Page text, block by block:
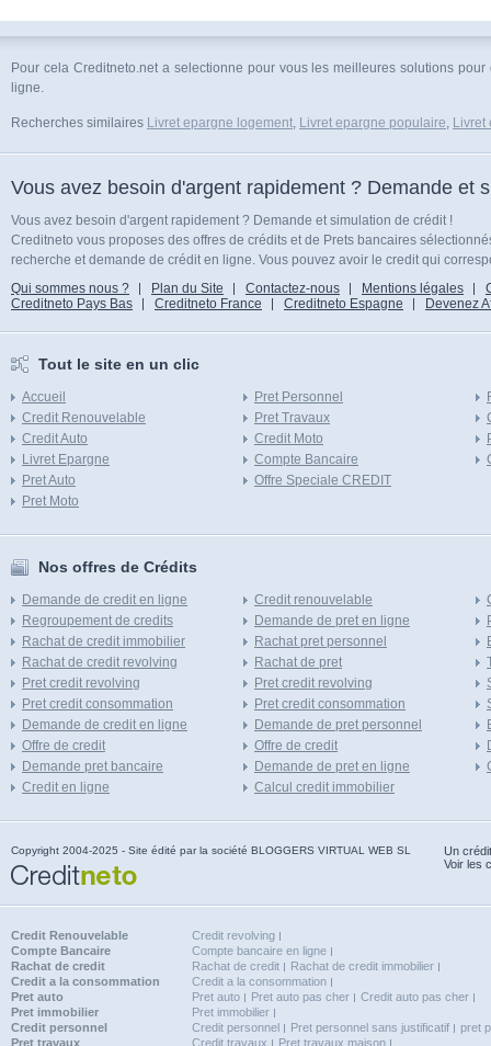
Pour cela Creditneto.net a selectionne pour vous les meilleures solutions
ligne.
Recherches similaires Livret epargne logement, Livret epargne populaire, Livret
Vous avez besoin d'argent rapidement ? Demande et
Vous avez besoin d'argent rapidement ? Demande et simulation de crédit !
Creditneto vous proposes des offres de crédits et de Prets bancaires
recherche et demande de crédit en ligne. Vous pouvez avoir le credit qui
Qui sommes nous ?
Plan du Site Contactez-nous Mentions légales
Creditneto Pays Bas
Creditneto France Creditneto Espagne Devenez
Tout le site en un clic
Accueil
Credit Renouvelable
Credit Auto
Livret Epargne
Pret Auto
Pret Moto
Pret Personnel
Pret Travaux
Credit Moto
Compte Bancaire
Offre Speciale CREDIT
Nos offres de Crédits
Demande de credit en ligne
Regroupement de credits
Rachat de credit immobilier
Rachat de credit revolving
Pret credit revolving
Pret credit consommation
Demande de credit en ligne
Offre de credit
Demande pret bancaire
Credit en ligne
Credit renouvelable
Demande de pret en ligne
Rachat pret personnel
Rachat de pret
Pret credit revolving
Pret credit consommation
Demande de pret personnel
Offre de credit
Demande de pret en ligne
Calcul credit immobilier
Copyright 2004-2025 - Site édité par la société BLOGGERS VIRTUAL WEB SL
Un
Voir les
Credit Renouvelable
Credit revolving
Compte Bancaire
Compte bancaire en ligne
Rachat de credit
Rachat de credit
Rachat de credit immobilier
Credit a la consommation
Credit a la consommation
Pret auto
Pret auto Pret auto pas cher
Credit auto pas cher
Pret immobilier
Pret immobilier
Credit personnel
Credit personnel Pret personnel sans justificatif
pret
Pret travaux
Credit travaux Pret travaux maison